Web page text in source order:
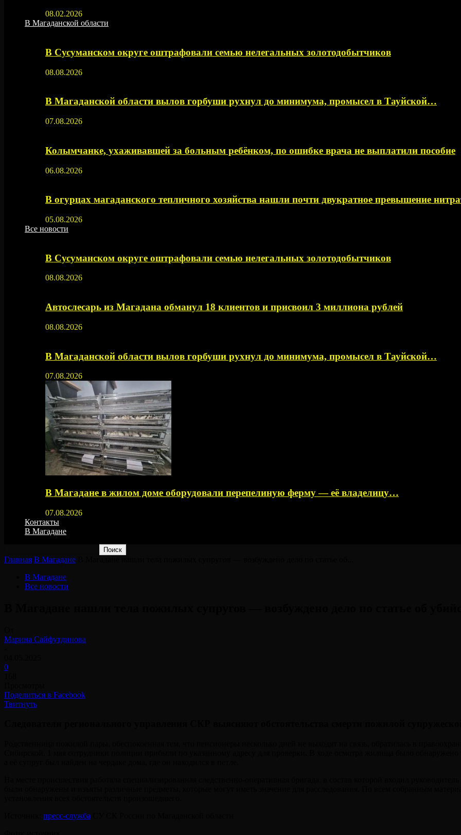
08.02.2026
В Магаданской области
В Сусуманском округе оштрафовали семью нелегальных золотодобытчиков
08.08.2026
В Магаданской области вылов горбуши рухнул до минимума, промысел в Тауйской…
07.08.2026
Колымчанке, ухаживавшей за больным ребёнком, по ошибке врача не выплатили пособие
06.08.2026
В огурцах магаданского тепличного хозяйства нашли почти двукратное превышение
05.08.2026
Все новости
В Сусуманском округе оштрафовали семью нелегальных золотодобытчиков
08.08.2026
Автослесарь из Магадана обманул 18 клиентов и присвоил 3 миллиона рублей
08.08.2026
В Магаданской области вылов горбуши рухнул до минимума, промысел в Тауйской…
07.08.2026
В Магадане в жилом доме оборудовали перепелиную ферму — её владелицу…
07.08.2026
Контакты
В Магадане
Главная В Магадане
В Магадане
Все новости
Марина Сайфутдинова
0
Поделиться в Facebook
Твитнуть
пресс-служба